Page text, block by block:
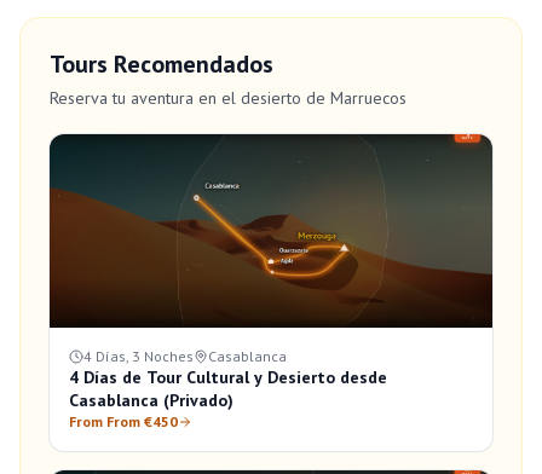
Tours Recomendados
Reserva tu aventura en el desierto de Marruecos
4 Días, 3 Noches Casablanca
4 Días de Tour Cultural y Desierto desde
Casablanca (Privado)
From From €450